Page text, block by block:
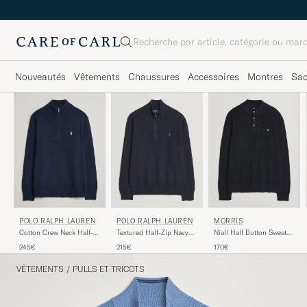
Rechercher
Nouveautés Vêtements Chaussures Accessoires Montres
POLO RALPH LAUREN
Cotton Crew Neck Half-
245€
POLO RALPH LAUREN
Textured Half-Zip Navy
215€
MORRIS
Niall Half Button Sweater
170€
VÊTEMENTS / PULLS ET TRICOTS